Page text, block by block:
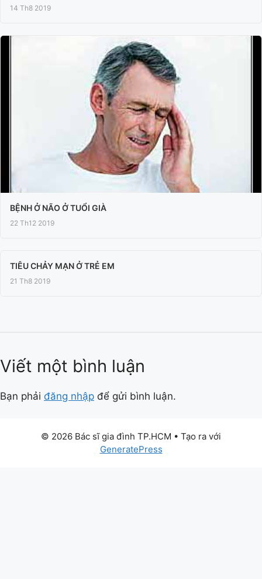
14 Th8 2019
BỆNH Ở NÃO Ở TUỔI GIÀ
22 Th12 2019
TIÊU CHẢY MẠN Ở TRẺ EM
21 Th8 2019
Viết một bình luận
Bạn phải đăng nhập để gửi bình luận.
© 2026 Bác sĩ gia đình TP.HCM • Tạo ra với
GeneratePress